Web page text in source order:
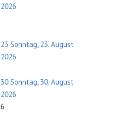
2026
23 Sonntag, 23. August
2026
30 Sonntag, 30. August
2026
6